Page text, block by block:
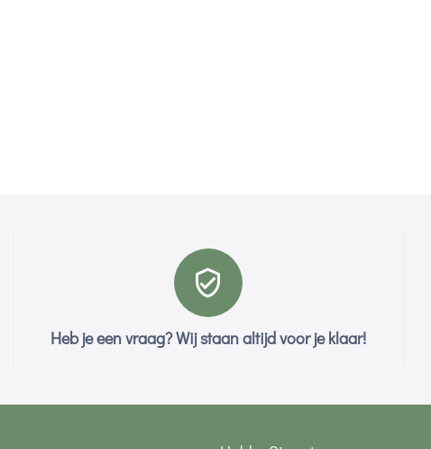
Heb je een vraag? Wij staan altijd voor je klaar!